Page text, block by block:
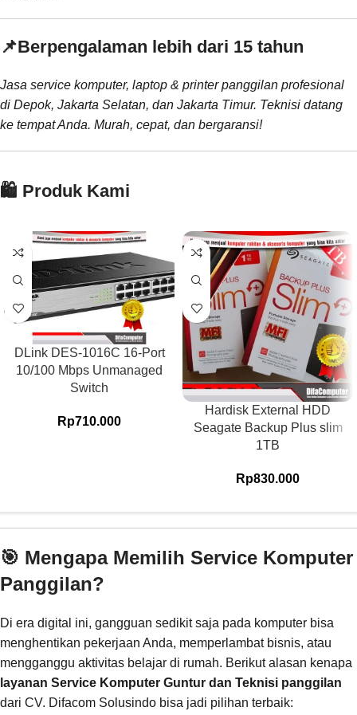
📌Berpengalaman lebih dari 15 tahun
Jasa service komputer, laptop & printer panggilan profesional
di Depok, Jakarta Selatan, dan Jakarta Timur. Teknisi datang
ke tempat Anda. Murah, cepat, dan bergaransi!
🛍️ Produk Kami
DLink DES-1016C 16-Port
10/100 Mbps Unmanaged
Switch
Rp710.000
Hardisk External HDD
Seagate Backup Plus slim
1TB
Rp830.000
🎯 Mengapa Memilih Service Komputer
Panggilan?
Di era digital ini, gangguan sedikit saja pada komputer bisa
menghentikan pekerjaan Anda, memperlambat bisnis, atau
mengganggu aktivitas belajar di rumah. Berikut alasan kenapa
layanan Service Komputer Guntur dan Teknisi panggilan
dari CV. Difacom Solusindo bisa jadi pilihan terbaik: